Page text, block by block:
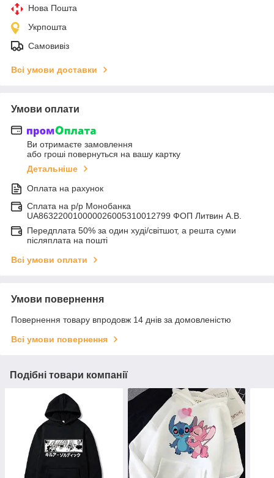
Нова Пошта
Укрпошта
Самовивіз
Всі умови доставки
Умови оплати
Ви отримаєте замовлення
або гроші повернуться на вашу картку
Детальніше
Оплата на рахунок
Сплата на р/р Монобанка
UA863220010000026005310012799 ФОП Литвин А.В.
Передплата 50% за один худі/світшот, а решта суми
післяплата на пошті
Всі умови оплати
Умови повернення
Повернення товару впродовж 14 днів за домовленістю
Всі умови повернення
Подібні товари компанії